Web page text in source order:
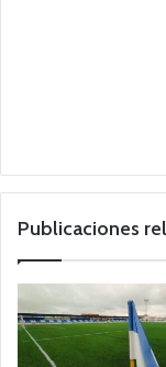
Publicaciones